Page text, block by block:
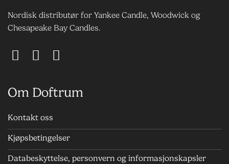
Nordisk distributør for Yankee Candle, Woodwick og
Chesapeake Bay Candles.
Om Doftrum
Kontakt oss
Kjøpsbetingelser
Databeskyttelse, personvern og informasjonskapsler